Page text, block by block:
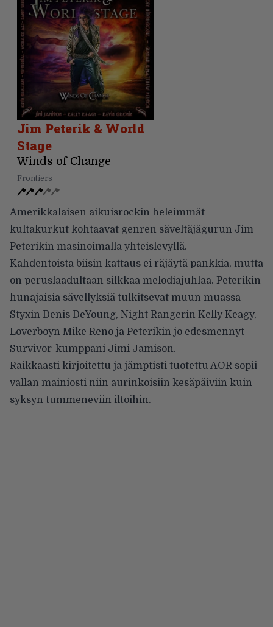
Jim Peterik & World
Stage
Winds of Change
Frontiers
Amerikkalaisen aikuisrockin heleimmät
kultakurkut kohtaavat genren säveltäjägurun Jim
Peterikin masinoimalla yhteislevyllä.
Kahdentoista biisin kattaus ei räjäytä pankkia, mutta
on peruslaadultaan silkkaa melodiajuhlaa. Peterikin
hunajaisia sävellyksiä tulkitsevat muun muassa
Styxin Denis DeYoung, Night Rangerin Kelly Keagy,
Loverboyn Mike Reno ja Peterikin jo edesmennyt
Survivor-kumppani Jimi Jamison.
Raikkaasti kirjoitettu ja jämptisti tuotettu AOR sopii
vallan mainiosti niin aurinkoisiin kesäpäiviin kuin
syksyn tummeneviin iltoihin.